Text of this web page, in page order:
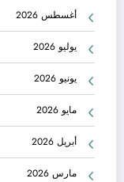
أغسطس 2026
يوليو 2026
يونيو 2026
مايو 2026
أبريل 2026
مارس 2026